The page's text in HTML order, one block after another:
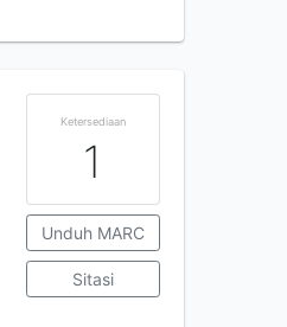
Ketersediaan
1
Unduh MARC
Sitasi